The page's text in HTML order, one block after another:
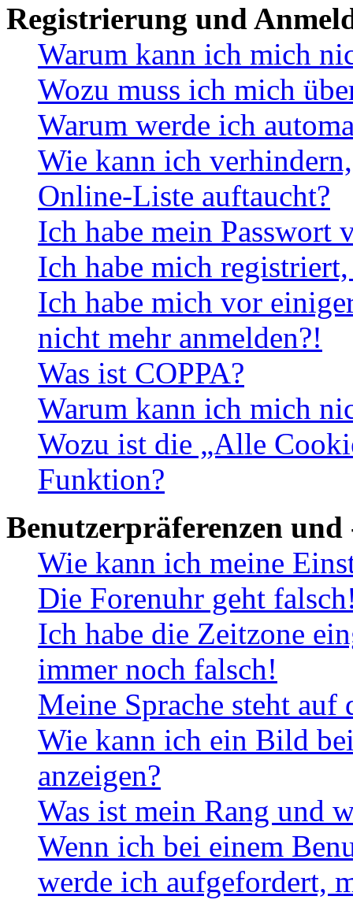
Registrierung und
Warum kann ich mich
Wozu muss ich mich
Warum werde ich
Wie kann ich
Online-Liste auftaucht?
Ich habe mein Passwort
Ich habe mich
Ich habe mich vor
nicht mehr anmelden?!
Was ist COPPA?
Warum kann ich mich
Wozu ist die „Alle
Funktion?
Benutzerpräferenzen und
Wie kann ich meine
Die Forenuhr geht
Ich habe die Zeitzone
immer noch falsch!
Meine Sprache steht
Wie kann ich ein Bild
anzeigen?
Was ist mein Rang und
Wenn ich bei einem
werde ich aufgefordert,